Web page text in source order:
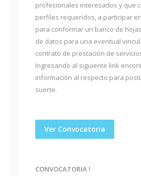
profesionales interesados y que
perfiles requeridos, a participar
para conformar un banco de
de datos para una eventual
contrato de prestación de
Ingresando al siguiente link
información al respecto para
suerte.
Ver Convocatoria
CONVOCATORIA !